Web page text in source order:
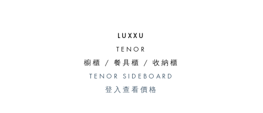
LUXXU
TENOR
櫥櫃 / 餐具櫃 / 收納櫃
TENOR SIDEBOARD
登入查看價格